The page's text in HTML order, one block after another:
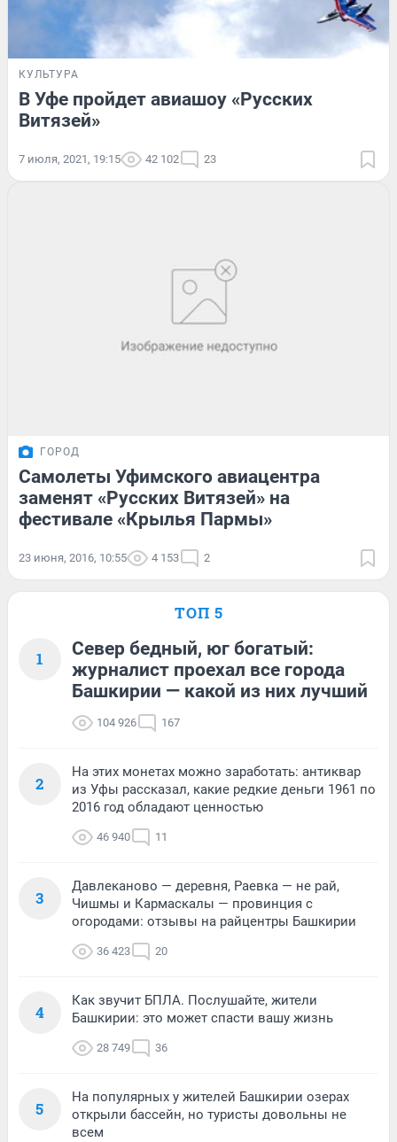
КУЛЬТУРА
В Уфе пройдет авиашоу «Русских
Витязей»
7 июля, 2021, 19:15 42 102 23
ГОРОД
Самолеты Уфимского авиацентра
заменят «Русских Витязей» на
фестивале «Крылья Пармы»
23 июня, 2016, 10:55 4 153 2
ТОП 5
1
Север бедный, юг богатый:
журналист проехал все города
Башкирии — какой из них лучший
104 926 167
2
На этих монетах можно заработать: антиквар
из Уфы рассказал, какие редкие деньги 1961 по
2016 год обладают ценностью
46 940 11
3
Давлеканово — деревня, Раевка — не рай,
Чишмы и Кармаскалы — провинция с
огородами: отзывы на райцентры Башкирии
36 423 20
4
Как звучит БПЛА. Послушайте, жители
Башкирии: это может спасти вашу жизнь
28 749 36
5
На популярных у жителей Башкирии озерах
открыли бассейн, но туристы довольны не
всем